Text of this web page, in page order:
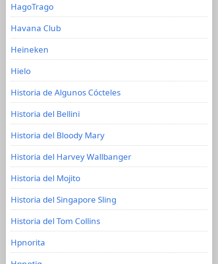
HagoTrago
Havana Club
Heineken
Hielo
Historia de Algunos Cócteles
Historia del Bellini
Historia del Bloody Mary
Historia del Harvey Wallbanger
Historia del Mojito
Historia del Singapore Sling
Historia del Tom Collins
Hpnorita